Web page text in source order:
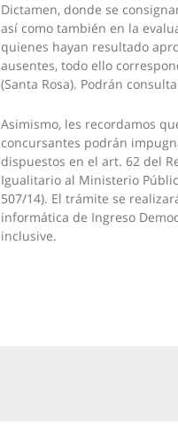
Dictamen, donde se
así como también en la
quienes hayan resultado
ausentes, todo ello
(Santa Rosa). Podrán
Asimismo, les recordamos
concursantes podrán
dispuestos en el art. 62 del
Igualitario al Ministerio
507/14). El trámite se
informática de Ingreso
inclusive.